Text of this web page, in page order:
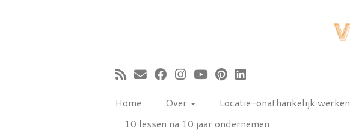
Home Over Locatie-onafhankelijk werken
10 lessen na 10 jaar ondernemen